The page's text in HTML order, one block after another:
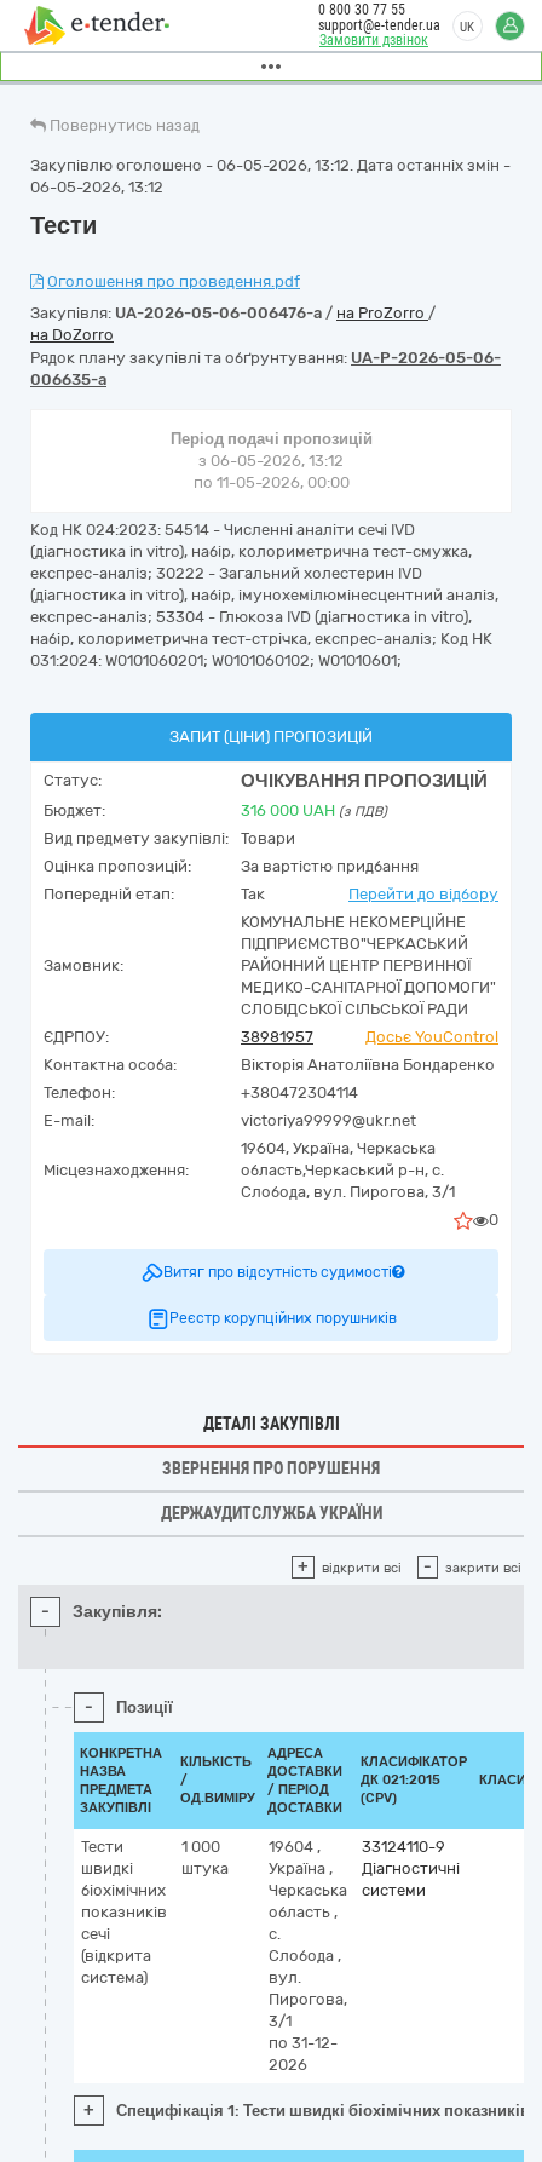
Замовити дзвінок
0 800 30 77 55
support@e-tender.ua
UK
Повернутись назад
Закупівлю оголошено - 06-05-2026, 13:12. Дата останніх змін -
06-05-2026, 13:12
Тести
Оголошення про проведення.pdf
Закупівля: UA-2026-05-06-006476-a / на ProZorro /
на DoZorro
Рядок плану закупівлі та обґрунтування: UA-P-2026-05-06-
006635-a
Період подачі пропозицій
з 06-05-2026, 13:12
по 11-05-2026, 00:00
Код НК 024:2023: 54514 - Численні аналіти сечі IVD
(діагностика in vitro), набір, колориметрична тест-смужка,
експрес-аналіз; 30222 - Загальний холестерин IVD
(діагностика in vitro), набір, імунохемілюмінесцентний аналіз,
експрес-аналіз; 53304 - Глюкоза IVD (діагностика in vitro),
набір, колориметрична тест-стрічка, експрес-аналіз; Код НК
031:2024: W0101060201; W0101060102; W01010601;
ЗАПИТ (ЦІНИ) ПРОПОЗИЦІЙ
Статус: ОЧІКУВАННЯ ПРОПОЗИЦІЙ
Бюджет: 316 000 UAH (з ПДВ)
Вид предмету закупівлі:
Товари
Оцінка пропозицій:
За вартістю придбання
Попередній етап:
Так Перейти до відбору
Замовник:
КОМУНАЛЬНЕ НЕКОМЕРЦІЙНЕ
ПІДПРИЄМСТВО"ЧЕРКАСЬКИЙ
РАЙОННИЙ ЦЕНТР ПЕРВИННОЇ
МЕДИКО-САНІТАРНОЇ ДОПОМОГИ"
СЛОБІДСЬКОЇ СІЛЬСЬКОЇ РАДИ
ЄДРПОУ:
38981957
Досьє YouControl
Контактна особа:
Вікторія Анатоліївна Бондаренко
Телефон:
+380472304114
E-mail:
victoriya99999@ukr.net
Місцезнаходження:
19604, Україна, Черкаська
область,Черкаський р-н, с.
Слобода, вул. Пирогова, 3/1
0
Витяг про відсутність судимості
Реєстр корупційних порушників
ДЕТАЛІ ЗАКУПІВЛІ
ЗВЕРНЕННЯ ПРО ПОРУШЕННЯ
ДЕРЖАУДИТСЛУЖБА УКРАЇНИ
+ відкрити всі - закрити всі
- Закупівля:
- Позиції
КОНКРЕТНА
НАЗВА
ПРЕДМЕТА
ЗАКУПІВЛІ
КІЛЬКІСТЬ
/
ОД.ВИМІРУ
АДРЕСА
ДОСТАВКИ
/ ПЕРІОД
ДОСТАВКИ
КЛАСИФІКАТОР
ДК 021:2015
(CPV)
Тести
швидкі
біохімічних
показників
сечі
(відкрита
система)
1 000
штука
19604 ,
Україна ,
Черкаська
область ,
с.
Слобода ,
вул.
Пирогова,
3/1
по 31-12-
2026
33124110-9
Діагностичні
системи
+ Специфікація 1: Тести швидкі біохімічних показників